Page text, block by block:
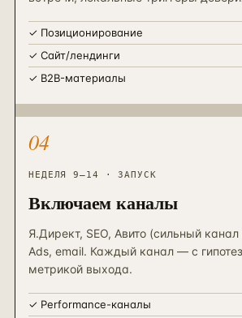
✓ Позиционирование
✓ Сайт/лендинги
✓ B2B-материалы
04
НЕДЕЛЯ 9–14 · ЗАПУСК
Включаем каналы
Я.Директ, SEO, Авито (сильный канал
Ads, email. Каждый канал — с
метрикой выхода.
✓ Performance-каналы